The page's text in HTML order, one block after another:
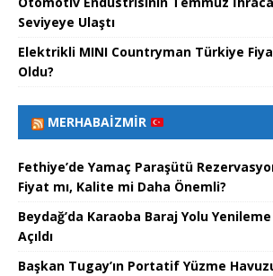
Seviyeye Ulaştı
Elektrikli MINI Countryman Türkiye
Oldu?
MERHABAİZMIR
Fethiye’de Yamaç Paraşütü
Fiyat mı, Kalite mi Daha Önemli?
Beydağ’da Karaoba Baraj Yolu
Açıldı
Başkan Tugay’ın Portatif Yüzme